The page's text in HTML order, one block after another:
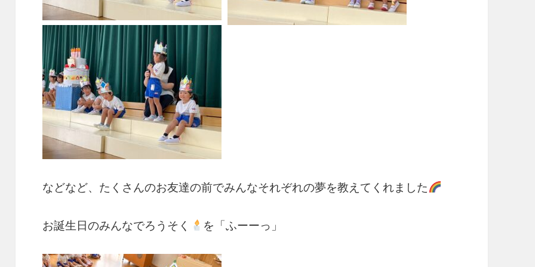
などなど、たくさんのお友達の前でみんなそれぞれの夢を教えてくれました
お誕生日のみんなでろうそく を「ふーーっ」